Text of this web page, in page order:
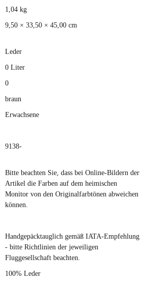
1,04 kg
9,50 × 33,50 × 45,00 cm
Leder
0 Liter
0
braun
Erwachsene
9138-
Bitte beachten Sie, dass bei Online-Bildern der
Artikel die Farben auf dem heimischen
Monitor von den Originalfarbtönen abweichen
können.
Handgepäcktauglich gemäß IATA-Empfehlung
- bitte Richtlinien der jeweiligen
Fluggesellschaft beachten.
100% Leder